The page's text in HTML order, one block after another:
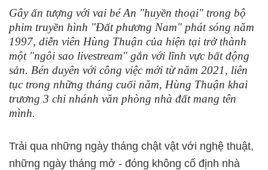
Gây ấn tượng với vai bé An "huyền thoại" trong bộ
phim truyền hình "Đất phương Nam" phát sóng năm
1997, diễn viên Hùng Thuận của hiện tại trở thành
một "ngôi sao livestream" gắn với lĩnh vực bất động
sản. Bén duyên với công việc mới từ năm 2021, liên
tục trong những tháng cuối năm, Hùng Thuận khai
trương 3 chi nhánh văn phòng nhà đất mang tên
mình.
Trải qua những ngày tháng chật vật với nghệ thuật,
những ngày tháng mở - đóng không cố định nhà